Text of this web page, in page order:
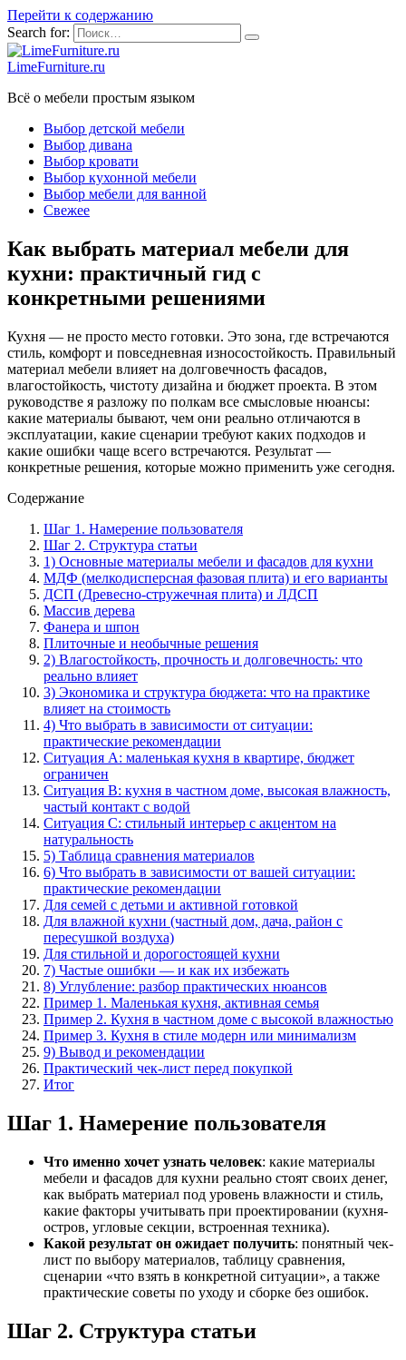
Перейти к содержанию
Search for:
LimeFurniture.ru
Всё о мебели простым языком
Выбор детской мебели
Выбор дивана
Выбор кровати
Выбор кухонной мебели
Выбор мебели для ванной
Свежее
Как выбрать материал мебели для
кухни: практичный гид с
конкретными решениями
Кухня — не просто место готовки. Это зона, где встречаются
стиль, комфорт и повседневная износостойкость. Правильный
материал мебели влияет на долговечность фасадов,
влагостойкость, чистоту дизайна и бюджет проекта. В этом
руководстве я разложу по полкам все смысловые нюансы:
какие материалы бывают, чем они реально отличаются в
эксплуатации, какие сценарии требуют каких подходов и
какие ошибки чаще всего встречаются. Результат —
конкретные решения, которые можно применить уже сегодня.
Содержание
Шаг 1. Намерение пользователя
Шаг 2. Структура статьи
1) Основные материалы мебели и фасадов для кухни
МДФ (мелкодисперсная фазовая плита) и его варианты
ДСП (Древесно-стружечная плита) и ЛДСП
Массив дерева
Фанера и шпон
Плиточные и необычные решения
2) Влагостойкость, прочность и долговечность: что
реально влияет
3) Экономика и структура бюджета: что на практике
влияет на стоимость
4) Что выбрать в зависимости от ситуации:
практические рекомендации
Ситуация A: маленькая кухня в квартире, бюджет
ограничен
Ситуация B: кухня в частном доме, высокая влажность,
частый контакт с водой
Ситуация C: стильный интерьер с акцентом на
натуральность
5) Таблица сравнения материалов
6) Что выбрать в зависимости от вашей ситуации:
практические рекомендации
Для семей с детьми и активной готовкой
Для влажной кухни (частный дом, дача, район с
пересушкой воздуха)
Для стильной и дорогостоящей кухни
7) Частые ошибки — и как их избежать
8) Углубление: разбор практических нюансов
Пример 1. Маленькая кухня, активная семья
Пример 2. Кухня в частном доме с высокой влажностью
Пример 3. Кухня в стиле модерн или минимализм
9) Вывод и рекомендации
Практический чек-лист перед покупкой
Итог
Шаг 1. Намерение пользователя
Что именно хочет узнать человек: какие материалы
мебели и фасадов для кухни реально стоят своих денег,
как выбрать материал под уровень влажности и стиль,
какие факторы учитывать при проектировании (кухня-
остров, угловые секции, встроенная техника).
Какой результат он ожидает получить: понятный чек-
лист по выбору материалов, таблицу сравнения,
сценарии «что взять в конкретной ситуации», а также
практические советы по уходу и сборке без ошибок.
Шаг 2. Структура статьи